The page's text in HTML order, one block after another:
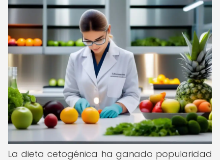
La dieta cetogénica ha ganado popularidad